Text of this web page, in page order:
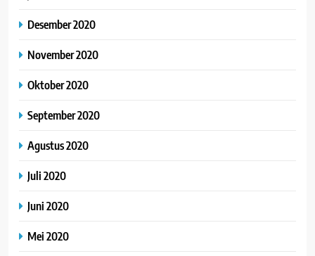
Desember 2020
November 2020
Oktober 2020
September 2020
Agustus 2020
Juli 2020
Juni 2020
Mei 2020